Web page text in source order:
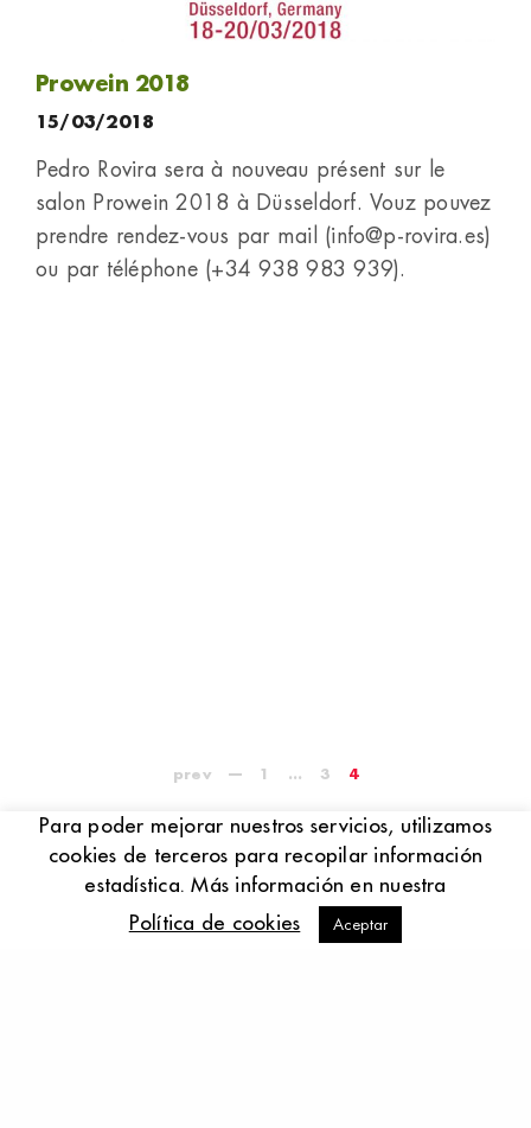
Prowein 2018
15/03/2018
Pedro Rovira sera à nouveau présent sur le
salon Prowein 2018 à Düsseldorf. Vouz pouvez
prendre rendez-vous par mail (info@p-rovira.es)
ou par téléphone (+34 938 983 939).
prev 1 … 3 4
Para poder mejorar nuestros servicios, utilizamos
cookies de terceros para recopilar información
estadística. Más información en nuestra
Política de cookies
Aceptar